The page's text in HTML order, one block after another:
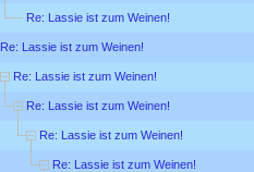
Re: Lassie ist zum Weinen!
Re: Lassie ist zum Weinen!
Re: Lassie ist zum Weinen!
Re: Lassie ist zum Weinen!
Re: Lassie ist zum Weinen!
Re: Lassie ist zum Weinen!